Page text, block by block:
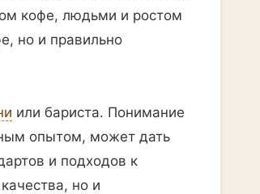
кофе, людьми и ростом
но и правильно
или бариста. Понимание
опытом, может дать
и подходов к
но и